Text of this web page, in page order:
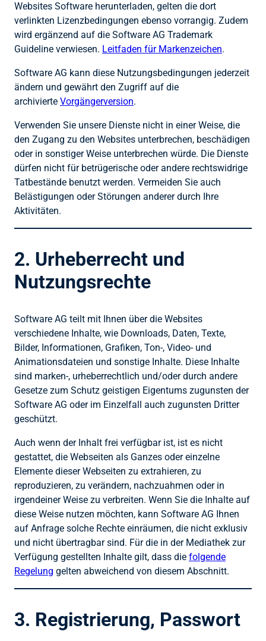
Websites Software herunterladen, gelten die dort
verlinkten Lizenzbedingungen ebenso vorrangig. Zudem
wird ergänzend auf die Software AG Trademark
Guideline verwiesen. Leitfaden für Markenzeichen.
Software AG kann diese Nutzungsbedingungen jederzeit
ändern und gewährt den Zugriff auf die
archivierte Vorgängerversion.
Verwenden Sie unsere Dienste nicht in einer Weise, die
den Zugang zu den Websites unterbrechen, beschädigen
oder in sonstiger Weise unterbrechen würde. Die Dienste
dürfen nicht für betrügerische oder andere rechtswidrige
Tatbestände benutzt werden. Vermeiden Sie auch
Belästigungen oder Störungen anderer durch Ihre
Aktivitäten.
2. Urheberrecht und
Nutzungsrechte
Software AG teilt mit Ihnen über die Websites
verschiedene Inhalte, wie Downloads, Daten, Texte,
Bilder, Informationen, Grafiken, Ton-, Video- und
Animationsdateien und sonstige Inhalte. Diese Inhalte
sind marken-, urheberrechtlich und/oder durch andere
Gesetze zum Schutz geistigen Eigentums zugunsten der
Software AG oder im Einzelfall auch zugunsten Dritter
geschützt.
Auch wenn der Inhalt frei verfügbar ist, ist es nicht
gestattet, die Webseiten als Ganzes oder einzelne
Elemente dieser Webseiten zu extrahieren, zu
reproduzieren, zu verändern, nachzuahmen oder in
irgendeiner Weise zu verbreiten. Wenn Sie die Inhalte auf
diese Weise nutzen möchten, kann Software AG Ihnen
auf Anfrage solche Rechte einräumen, die nicht exklusiv
und nicht übertragbar sind. Für die in der Mediathek zur
Verfügung gestellten Inhalte gilt, dass die folgende
Regelung gelten abweichend von diesem Abschnitt.
3. Registrierung, Passwort